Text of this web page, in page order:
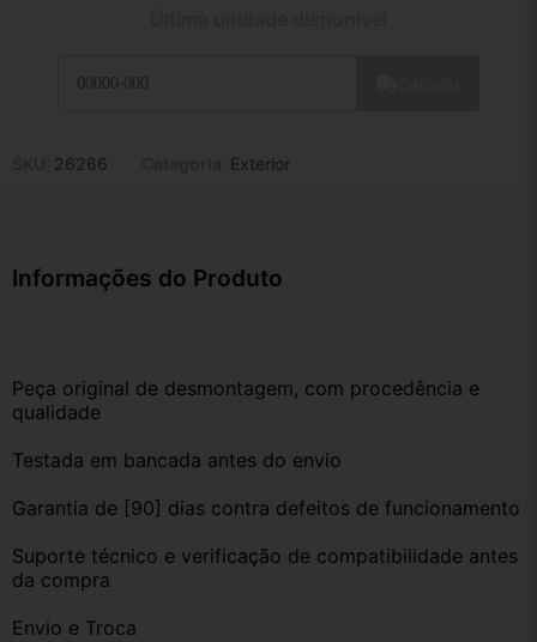
26266 Exterior
Informações do Produto
Peça original de desmontagem, com procedência e
qualidade
Testada em bancada antes do envio
Garantia de [90] dias contra defeitos de funcionamento
Suporte técnico e verificação de compatibilidade antes
da compra
Envio e Troca